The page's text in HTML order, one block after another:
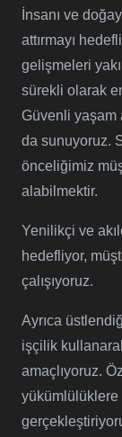
İnsanı ve
attırmayı
gelişmeleri
sürekli olarak
Güvenli yaşam
da sunuyoruz.
önceliğimiz
alabilmektir.
Yenilikçi ve
hedefliyor,
çalışıyoruz.
Ayrıca
işçilik
amaçlıyoruz.
yükümlülüklere